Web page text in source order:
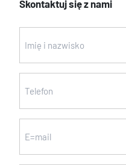
Skontaktuj się z nami
(wymagane)
(wymagane)